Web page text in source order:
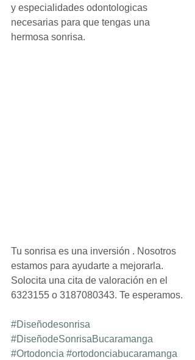
y especialidades odontologicas
necesarias para que tengas una
hermosa sonrisa.
Tu sonrisa es una inversión . Nosotros
estamos para ayudarte a mejorarla.
Solocita una cita de valoración en el
6323155 o 3187080343. Te esperamos.
#Diseñodesonrisa
#DiseñodeSonrisaBucaramanga
#Ortodoncia #ortodonciabucaramanga